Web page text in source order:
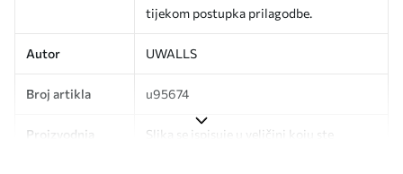
tijekom postupka prilagodbe.
Autor UWALLS
Broj artikla u95674
Proizvodnja
Slika se ispisuje u veličini koju ste